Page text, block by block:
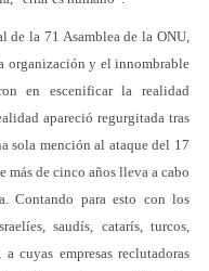
de la 71 Asamblea de la ONU,
organización y el innombrable
en escenificar la realidad
apareció regurgitada tras
sola mención al ataque del 17
más de cinco años lleva a cabo
Contando para esto con los
saudís, catarís, turcos,
cuyas empresas reclutadoras